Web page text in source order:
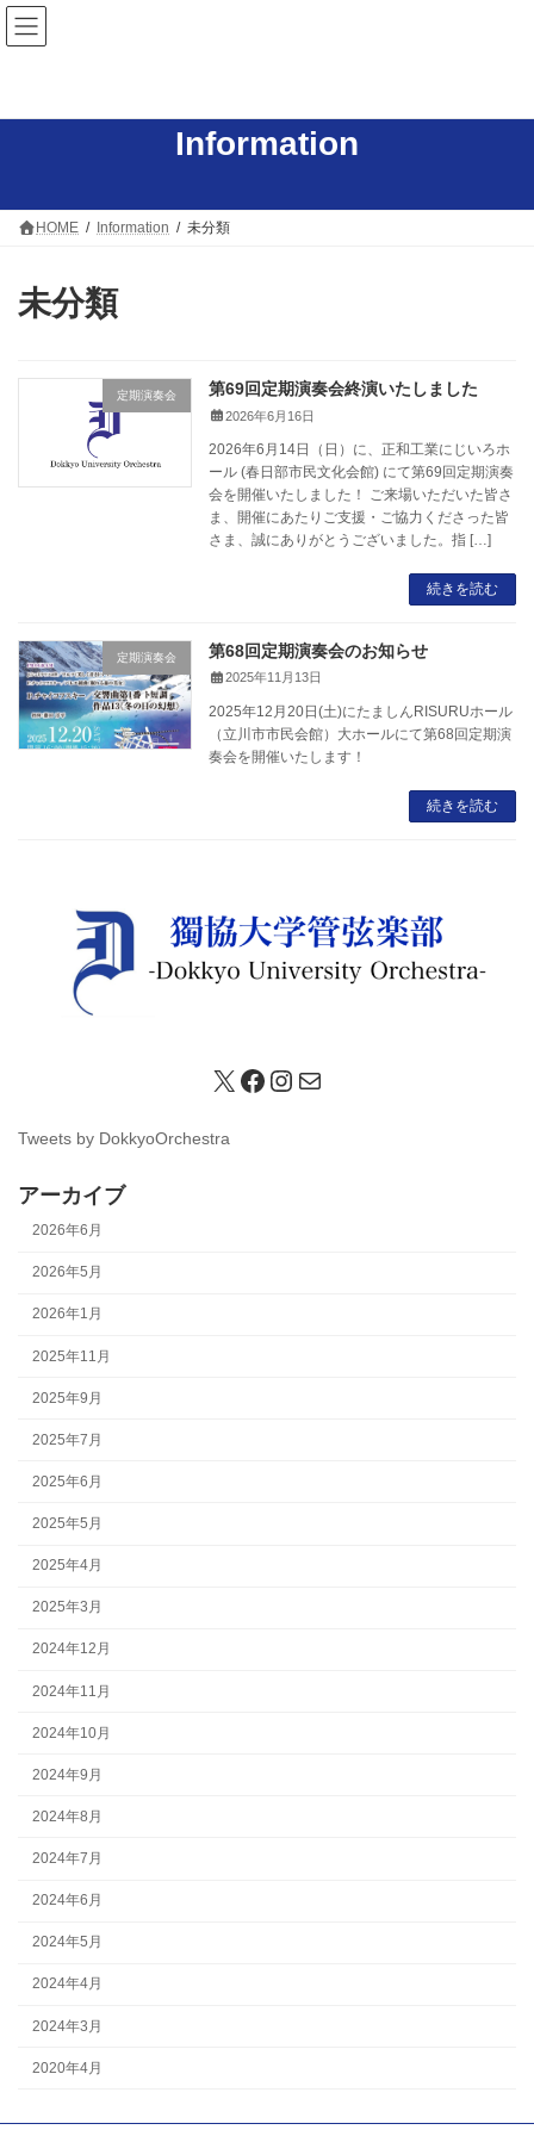
コ
ン
テ
へ
ナ
ビ
ゲ
ョ
Information
HOME Information 未分類
未分類
定期演奏会 第69回定期演奏会終演いたしました
2026年6月16日
2026年6月14日（日）に、正和工業にじいろホ
ール (春日部市民文化会館) にて第69回定期演奏
会を開催いたしました！ ご来場いただいた皆さ
ま、開催にあたりご支援・ご協力くださった皆
さま、誠にありがとうございました。指 […]
続きを読む
定期演奏会 第68回定期演奏会のお知らせ
2025年11月13日
2025年12月20日(土)にたましんRISURUホール
（立川市市民会館）大ホールにて第68回定期演
奏会を開催いたします！
続きを読む
X Facebook
Instagram
メール
Tweets by DokkyoOrchestra
アーカイブ
2026年6月
2026年5月
2026年1月
2025年11月
2025年9月
2025年7月
2025年6月
2025年5月
2025年4月
2025年3月
2024年12月
2024年11月
2024年10月
2024年9月
2024年8月
2024年7月
2024年6月
2024年5月
2024年4月
2024年3月
2020年4月